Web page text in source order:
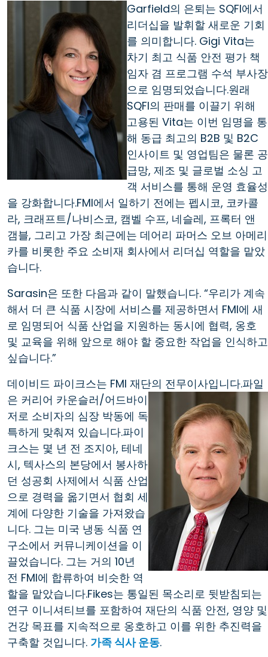
Garfield의 은퇴는 SQFI에서
리더십을 발휘할 새로운 기회
를 의미합니다. Gigi Vita는
차기 최고 식품 안전 평가 책
임자 겸 프로그램 수석 부사장
으로 임명되었습니다.원래
SQFI의 판매를 이끌기 위해
고용된 Vita는 이번 임명을 통
해 동급 최고의 B2B 및 B2C
인사이트 및 영업팀은 물론 공
급망, 제조 및 글로벌 소싱 고
객 서비스를 통해 운영 효율성
을 강화합니다.FMI에서 일하기 전에는 펩시코, 코카콜
라, 크래프트/나비스코, 캠벨 수프, 네슬레, 프록터 앤
갬블, 그리고 가장 최근에는 데어리 파머스 오브 아메리
카를 비롯한 주요 소비재 회사에서 리더십 역할을 맡았
습니다.
Sarasin은 또한 다음과 같이 말했습니다. “우리가 계속
해서 더 큰 식품 시장에 서비스를 제공하면서 FMI에 새
로 임명되어 식품 산업을 지원하는 동시에 협력, 옹호
및 교육을 위해 앞으로 해야 할 중요한 작업을 인식하고
싶습니다.”
데이비드 파이크스는 FMI 재단의 전무이사입니다.파일
은 커리어 카운슬러/어드바이
저로 소비자의 심장 박동에 독
특하게 맞춰져 있습니다.파이
크스는 몇 년 전 조지아, 테네
시, 텍사스의 본당에서 봉사하
던 성공회 사제에서 식품 산업
으로 경력을 옮기면서 협회 세
계에 다양한 기술을 가져왔습
니다. 그는 미국 냉동 식품 연
구소에서 커뮤니케이션을 이
끌었습니다. 그는 거의 10년
전 FMI에 합류하여 비슷한 역
할을 맡았습니다.Fikes는 통일된 목소리로 뒷받침되는
연구 이니셔티브를 포함하여 재단의 식품 안전, 영양 및
건강 목표를 지속적으로 옹호하고 이를 위한 추진력을
구축할 것입니다. 가족 식사 운동.